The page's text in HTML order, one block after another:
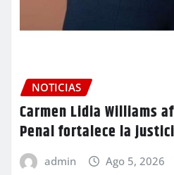
NOTICIAS
Carmen Lidia Williams
Penal fortalece la
admin Ago 5, 2026